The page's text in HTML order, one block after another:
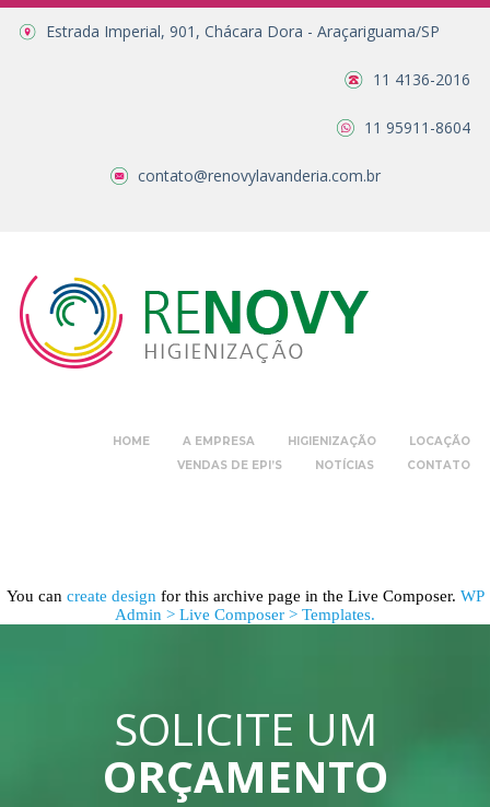
Estrada Imperial, 901, Chácara Dora - Araçariguama/SP
11 4136-2016
11 95911-8604
contato@renovylavanderia.com.br
HOME A EMPRESA HIGIENIZAÇÃO
LOCAÇÃO
VENDAS DE EPI’S
NOTÍCIAS CONTATO
You can create design for this archive page in the Live Composer. WP
Admin > Live Composer > Templates.
SOLICITE UM
ORÇAMENTO